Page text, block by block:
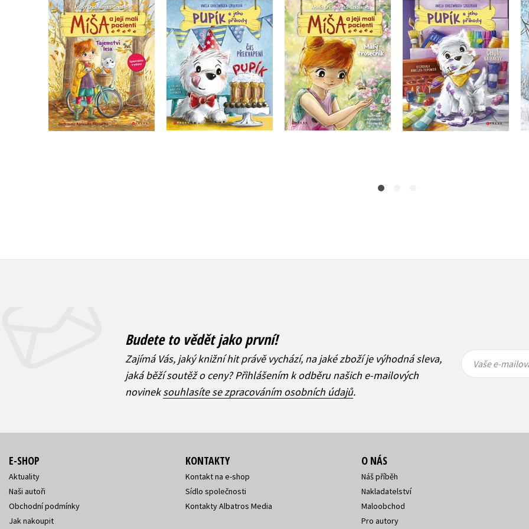
pacienti: Tajemství
lesa
Aniela Cholewińska-
Szkoliková
Pupík a jeho příhody:
Čas překvapení
Aniela Cholewińska-
Szkoliková
Do košíku
pacienti: Malý
trosečník
Aniela Cholewińska-
Szkoliková
Pupík a jeho příhody:
Chuť na barvy
Aniela Cholewińska-
Szkoliková
Do košíku
Budete to vědět jako první!
Zajímá Vás, jaký knižní hit právě vychází, na jaké zboží je výhodná sleva,
jaká běží soutěž o ceny? Přihlášením k odběru našich e-mailových
novineksouhlasíte se zpracováním osobních údajů.
mailová
mailová
Vaše e-
E-SHOP
Aktuality
Naši autoři
Obchodní podmínky
Jak nakoupit
KONTAKTY
Kontakt na e-shop
Sídlo společnosti
Kontakty Albatros Media
O NÁS
Náš příběh
Nakladatelství
Maloobchod
Pro autory